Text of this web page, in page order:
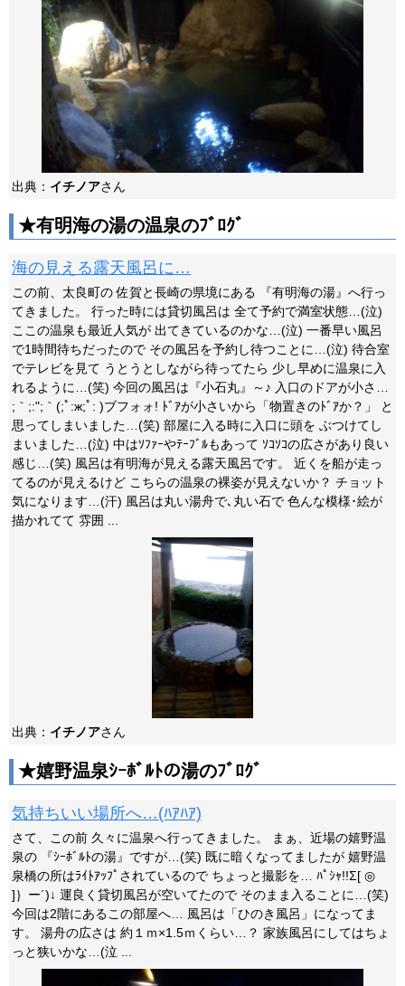
出典： イチノアさん
★有明海の湯の温泉のﾌﾞﾛｸﾞ
海の見える露天風呂に…
この前、太良町の 佐賀と長崎の県境にある 『有明海の湯』へ行っ
てきました。 行った時には貸切風呂は 全て予約で満室状態…(泣)
ここの温泉も最近人気が 出てきているのかな…(泣) 一番早い風呂
で1時間待ちだったので その風呂を予約し待つことに…(泣) 待合室
でテレビを見て うとうとしながら待ってたら 少し早めに温泉に入
れるように…(笑) 今回の風呂は『小石丸』～♪ 入口のドアが小さ…
;｀;:";｀(;ﾟ:ж;ﾟ: )ブフォォ! ﾄﾞｱが小さいから「物置きのﾄﾞｱか？」 と
思ってしまいました…(笑) 部屋に入る時に入口に頭を ぶつけてし
まいました…(泣) 中はｿﾌｧｰやﾃｰﾌﾞﾙもあって ｿｺｿｺの広さがあり良い
感じ…(笑) 風呂は有明海が見える露天風呂です。 近くを船が走っ
てるのが見えるけど こちらの温泉の裸姿が見えないか？ チョット
気になります…(汗) 風呂は丸い湯舟で､丸い石で 色んな模様･絵が
描かれてて 雰囲 ...
出典： イチノアさん
★嬉野温泉ｼｰﾎﾞﾙﾄの湯のﾌﾞﾛｸﾞ
気持ちいい場所へ…(ﾊｱﾊｱ)
さて、この前 久々に温泉へ行ってきました。 まぁ、近場の嬉野温
泉の 『ｼｰﾎﾞﾙﾄの湯』ですが…(笑) 既に暗くなってましたが 嬉野温
泉橋の所はﾗｲﾄｱｯﾌﾟされているので ちょっと撮影を… ﾊﾟｼｬ!!Σ[ ◎
]｝ー´)↓ 運良く貸切風呂が空いてたので そのまま入ることに…(笑)
今回は2階にあるこの部屋へ… 風呂は「ひのき風呂」になってま
す。 湯舟の広さは 約１ｍ×1.5ｍくらい…？ 家族風呂にしてはちょ
っと狭いかな…(泣 ...